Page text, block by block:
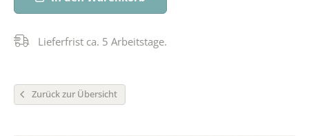
Lieferfrist ca. 5 Arbeitstage.
Zurück zur Übersicht